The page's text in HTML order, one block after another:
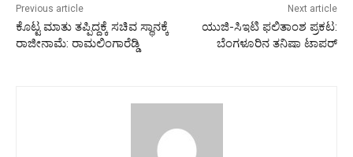
Previous article
ಕೊಟ್ಟ ಮಾತು ತಪ್ಪಿದ್ದಕ್ಕೆ ಸಚಿವ ಸ್ಥಾನಕ್ಕೆ
ರಾಜೀನಾಮೆ: ರಾಮಲಿಂಗಾರೆಡ್ಡಿ
Next article
ಯುಜಿ-ಸಿಇಟಿ ಫಲಿತಾಂಶ ಪ್ರಕಟ:
ಬೆಂಗಳೂರಿನ ತನಿಷಾ ಟಾಪರ್